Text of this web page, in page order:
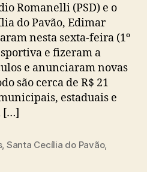
Romanelli (PSD) e o
do Pavão, Edimar
nesta sexta-feira (1º
e fizeram a
e anunciaram novas
são cerca de R$ 21
estaduais e
[…]
, Santa Cecília do Pavão,